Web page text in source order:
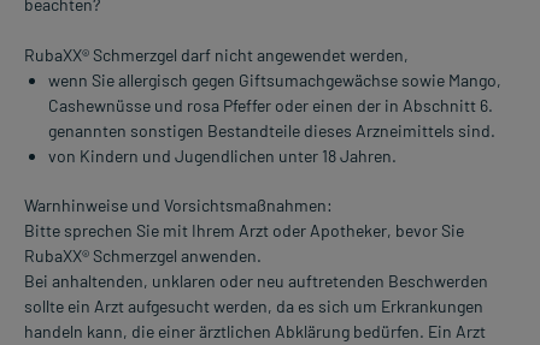
beachten?
RubaXX® Schmerzgel darf nicht angewendet werden,
wenn Sie allergisch gegen Giftsumachgewächse sowie Mango,
Cashewnüsse und rosa Pfeffer oder einen der in Abschnitt 6.
genannten sonstigen Bestandteile dieses Arzneimittels sind.
von Kindern und Jugendlichen unter 18 Jahren.
Warnhinweise und Vorsichtsmaßnahmen:
Bitte sprechen Sie mit Ihrem Arzt oder Apotheker, bevor Sie
RubaXX® Schmerzgel anwenden.
Bei anhaltenden, unklaren oder neu auftretenden Beschwerden
sollte ein Arzt aufgesucht werden, da es sich um Erkrankungen
handeln kann, die einer ärztlichen Abklärung bedürfen. Ein Arzt